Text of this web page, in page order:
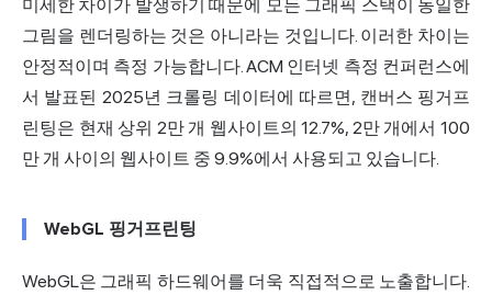
미세한 차이가 발생하기 때문에 모든 그래픽 스택이 동일한
그림을 렌더링하는 것은 아니라는 것입니다. 이러한 차이는
안정적이며 측정 가능합니다. ACM 인터넷 측정 컨퍼런스에
서 발표된 2025년 크롤링 데이터에 따르면, 캔버스 핑거프
린팅은 현재 상위 2만 개 웹사이트의 12.7%, 2만 개에서 100
만 개 사이의 웹사이트 중 9.9%에서 사용되고 있습니다.
WebGL 핑거프린팅
WebGL은 그래픽 하드웨어를 더욱 직접적으로 노출합니다.